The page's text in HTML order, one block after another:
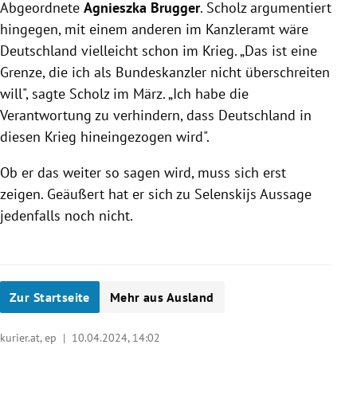
Abgeordnete Agnieszka Brugger. Scholz argumentiert
hingegen, mit einem anderen im Kanzleramt wäre
Deutschland vielleicht schon im Krieg. „Das ist eine
Grenze, die ich als Bundeskanzler nicht überschreiten
will", sagte Scholz im März. „Ich habe die
Verantwortung zu verhindern, dass Deutschland in
diesen Krieg hineingezogen wird".
Ob er das weiter so sagen wird, muss sich erst
zeigen. Geäußert hat er sich zu Selenskijs Aussage
jedenfalls noch nicht.
Zur Startseite Mehr aus Ausland
kurier.at, ep | 10.04.2024, 14:02